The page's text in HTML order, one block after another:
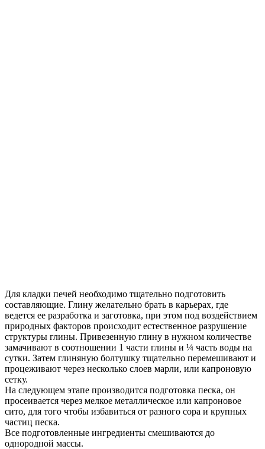
Для кладки печей необходимо тщательно подготовить
составляющие. Глину желательно брать в карьерах, где
ведется ее разработка и заготовка, при этом под воздействием
природных факторов происходит естественное разрушение
структуры глины. Привезенную глину в нужном количестве
замачивают в соотношении 1 части глины и ¼ часть воды на
сутки. Затем глиняную болтушку тщательно перемешивают и
процеживают через несколько слоев марли, или капроновую
сетку.
На следующем этапе производится подготовка песка, он
просеивается через мелкое металлическое или капроновое
сито, для того чтобы избавиться от разного сора и крупных
частиц песка.
Все подготовленные ингредиенты смешиваются до
однородной массы.